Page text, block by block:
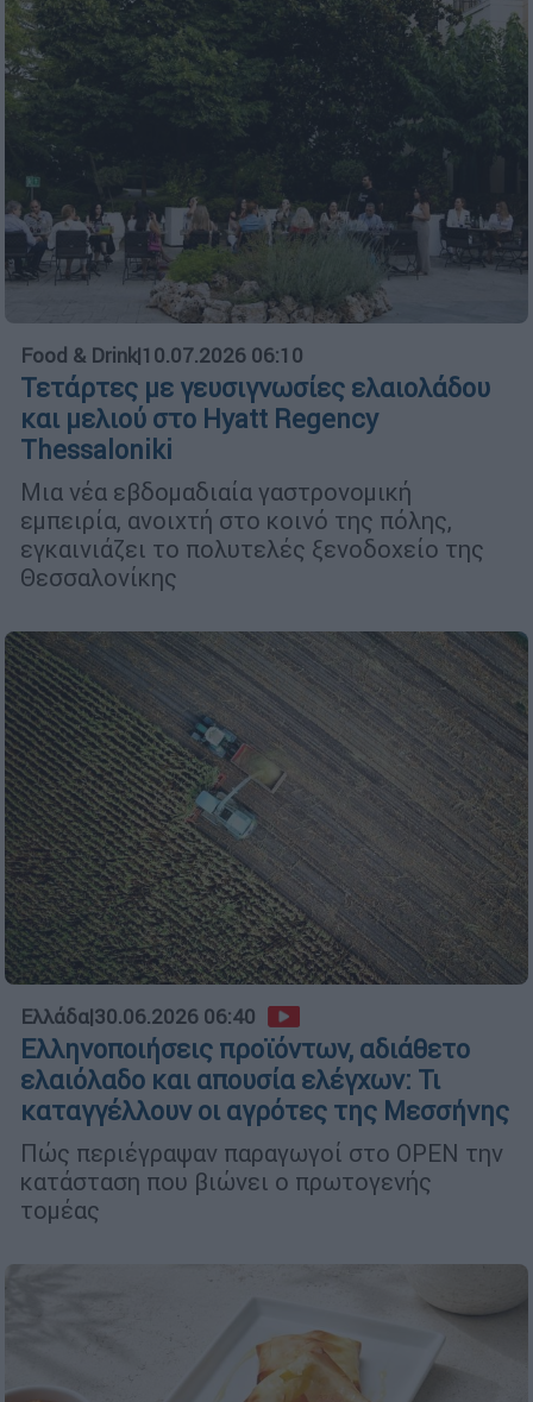
Food & Drink|10.07.2026 06:10
Τετάρτες με γευσιγνωσίες ελαιολάδου
και μελιού στο Hyatt Regency
Thessaloniki
Μια νέα εβδομαδιαία γαστρονομική
εμπειρία, ανοιχτή στο κοινό της πόλης,
εγκαινιάζει το πολυτελές ξενοδοχείο της
Θεσσαλονίκης
Ελλάδα|30.06.2026 06:40
Ελληνοποιήσεις προϊόντων, αδιάθετο
ελαιόλαδο και απουσία ελέγχων: Τι
καταγγέλλουν οι αγρότες της Μεσσήνης
Πώς περιέγραψαν παραγωγοί στο OPEN την
κατάσταση που βιώνει ο πρωτογενής
τομέας